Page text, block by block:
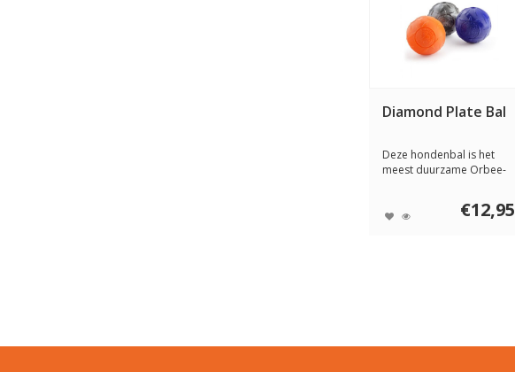
Diamond Plate Bal
Deze hondenbal is het
meest duurzame Orbee-
€12,95